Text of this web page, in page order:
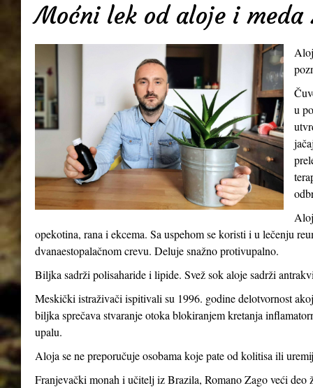
Moćni lek od aloje i meda
u
opekotina, rana i ekcema. Sa uspehom se koristi i u lečenju
dvanaestopalačnom crevu. Deluje snažno protivupalno.
Biljka sadrži polisaharide i lipide. Svež sok aloje sadrži
Meskički istraživači ispitivali su 1996. godine delotvornost
biljka sprečava stvaranje otoka blokiranjem kretanja
upalu.
Aloja se ne preporučuje osobama koje pate od kolitisa ili
Franjevački monah i učitelj iz Brazila, Romano Zago veći deo